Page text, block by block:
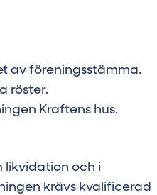
av föreningsstämma.
röster.
Kraftens hus.
likvidation och i
krävs kvalificerad